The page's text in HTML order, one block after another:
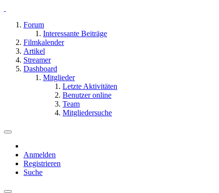
Forum
Interessante Beiträge
Filmkalender
Artikel
Streamer
Dashboard
Mitglieder
Letzte Aktivitäten
Benutzer online
Team
Mitgliedersuche
Anmelden
Registrieren
Suche